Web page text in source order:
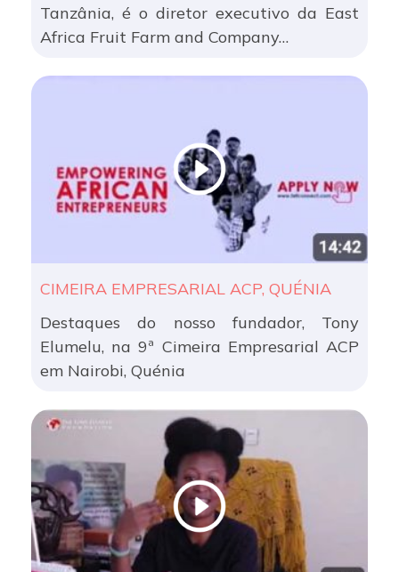
Tanzânia, é o diretor executivo da East
Africa Fruit Farm and Company…
CIMEIRA EMPRESARIAL ACP, QUÉNIA
Destaques do nosso fundador, Tony
Elumelu, na 9ª Cimeira Empresarial ACP
em Nairobi, Quénia